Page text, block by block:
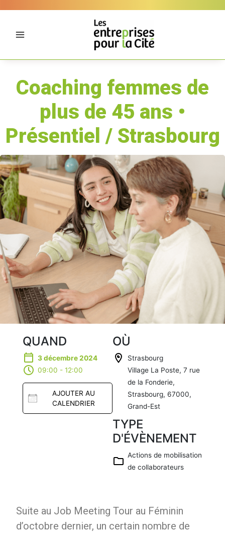
Coaching femmes de
plus de 45 ans •
Présentiel / Strasbourg
QUAND
3 décembre 2024
09:00 - 12:00
AJOUTER AU
CALENDRIER
Outlook
Live
OÙ
Strasbourg
Village La Poste, 7 rue
de la Fonderie,
Strasbourg, 67000,
Grand-Est
TYPE
D'ÉVÈNEMENT
Actions de mobilisation
de collaborateurs
Suite au Job Meeting Tour au Féminin
d’octobre dernier, un certain nombre de